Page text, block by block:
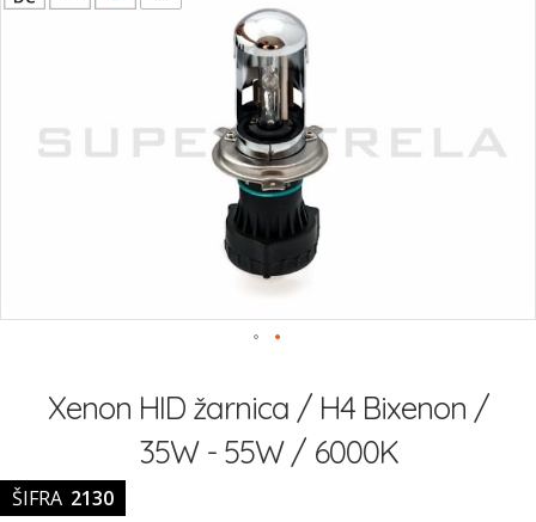
začetekXenon HID žarnica / H4 Bixenon /
35W - 55W / 6000K
ŠIFRA 2130